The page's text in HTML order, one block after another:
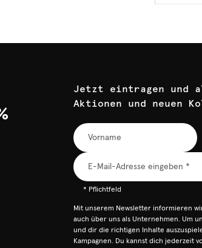
Jetzt eintragen und
Aktionen und neuen
* Pflichtfeld
Mit unserem Newsletter informieren
auch über uns als Unternehmen. Um
und dir die richtigen Inhalte
Kampagnen. Du kannst dich jederzeit